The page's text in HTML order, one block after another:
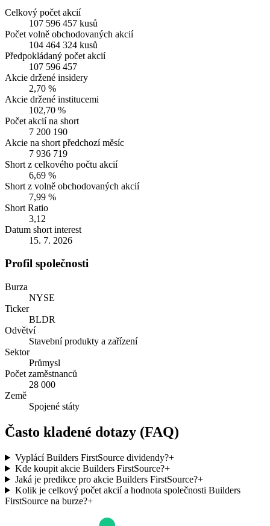
Celkový počet akcií
107 596 457 kusů
Počet volně obchodovaných akcií
104 464 324 kusů
Předpokládaný počet akcií
107 596 457
Akcie držené insidery
2,70 %
Akcie držené institucemi
102,70 %
Počet akcií na short
7 200 190
Akcie na short předchozí měsíc
7 936 719
Short z celkového počtu akcií
6,69 %
Short z volně obchodovaných akcií
7,99 %
Short Ratio
3,12
Datum short interest
15. 7. 2026
Profil společnosti
Burza
NYSE
Ticker
BLDR
Odvětví
Stavební produkty a zařízení
Sektor
Průmysl
Počet zaměstnanců
28 000
Země
Spojené státy
Často kladené dotazy (FAQ)
Vyplácí Builders FirstSource dividendy?+
Kde koupit akcie Builders FirstSource?+
Jaká je predikce pro akcie Builders FirstSource?+
Kolik je celkový počet akcií a hodnota společnosti Builders
FirstSource na burze?+